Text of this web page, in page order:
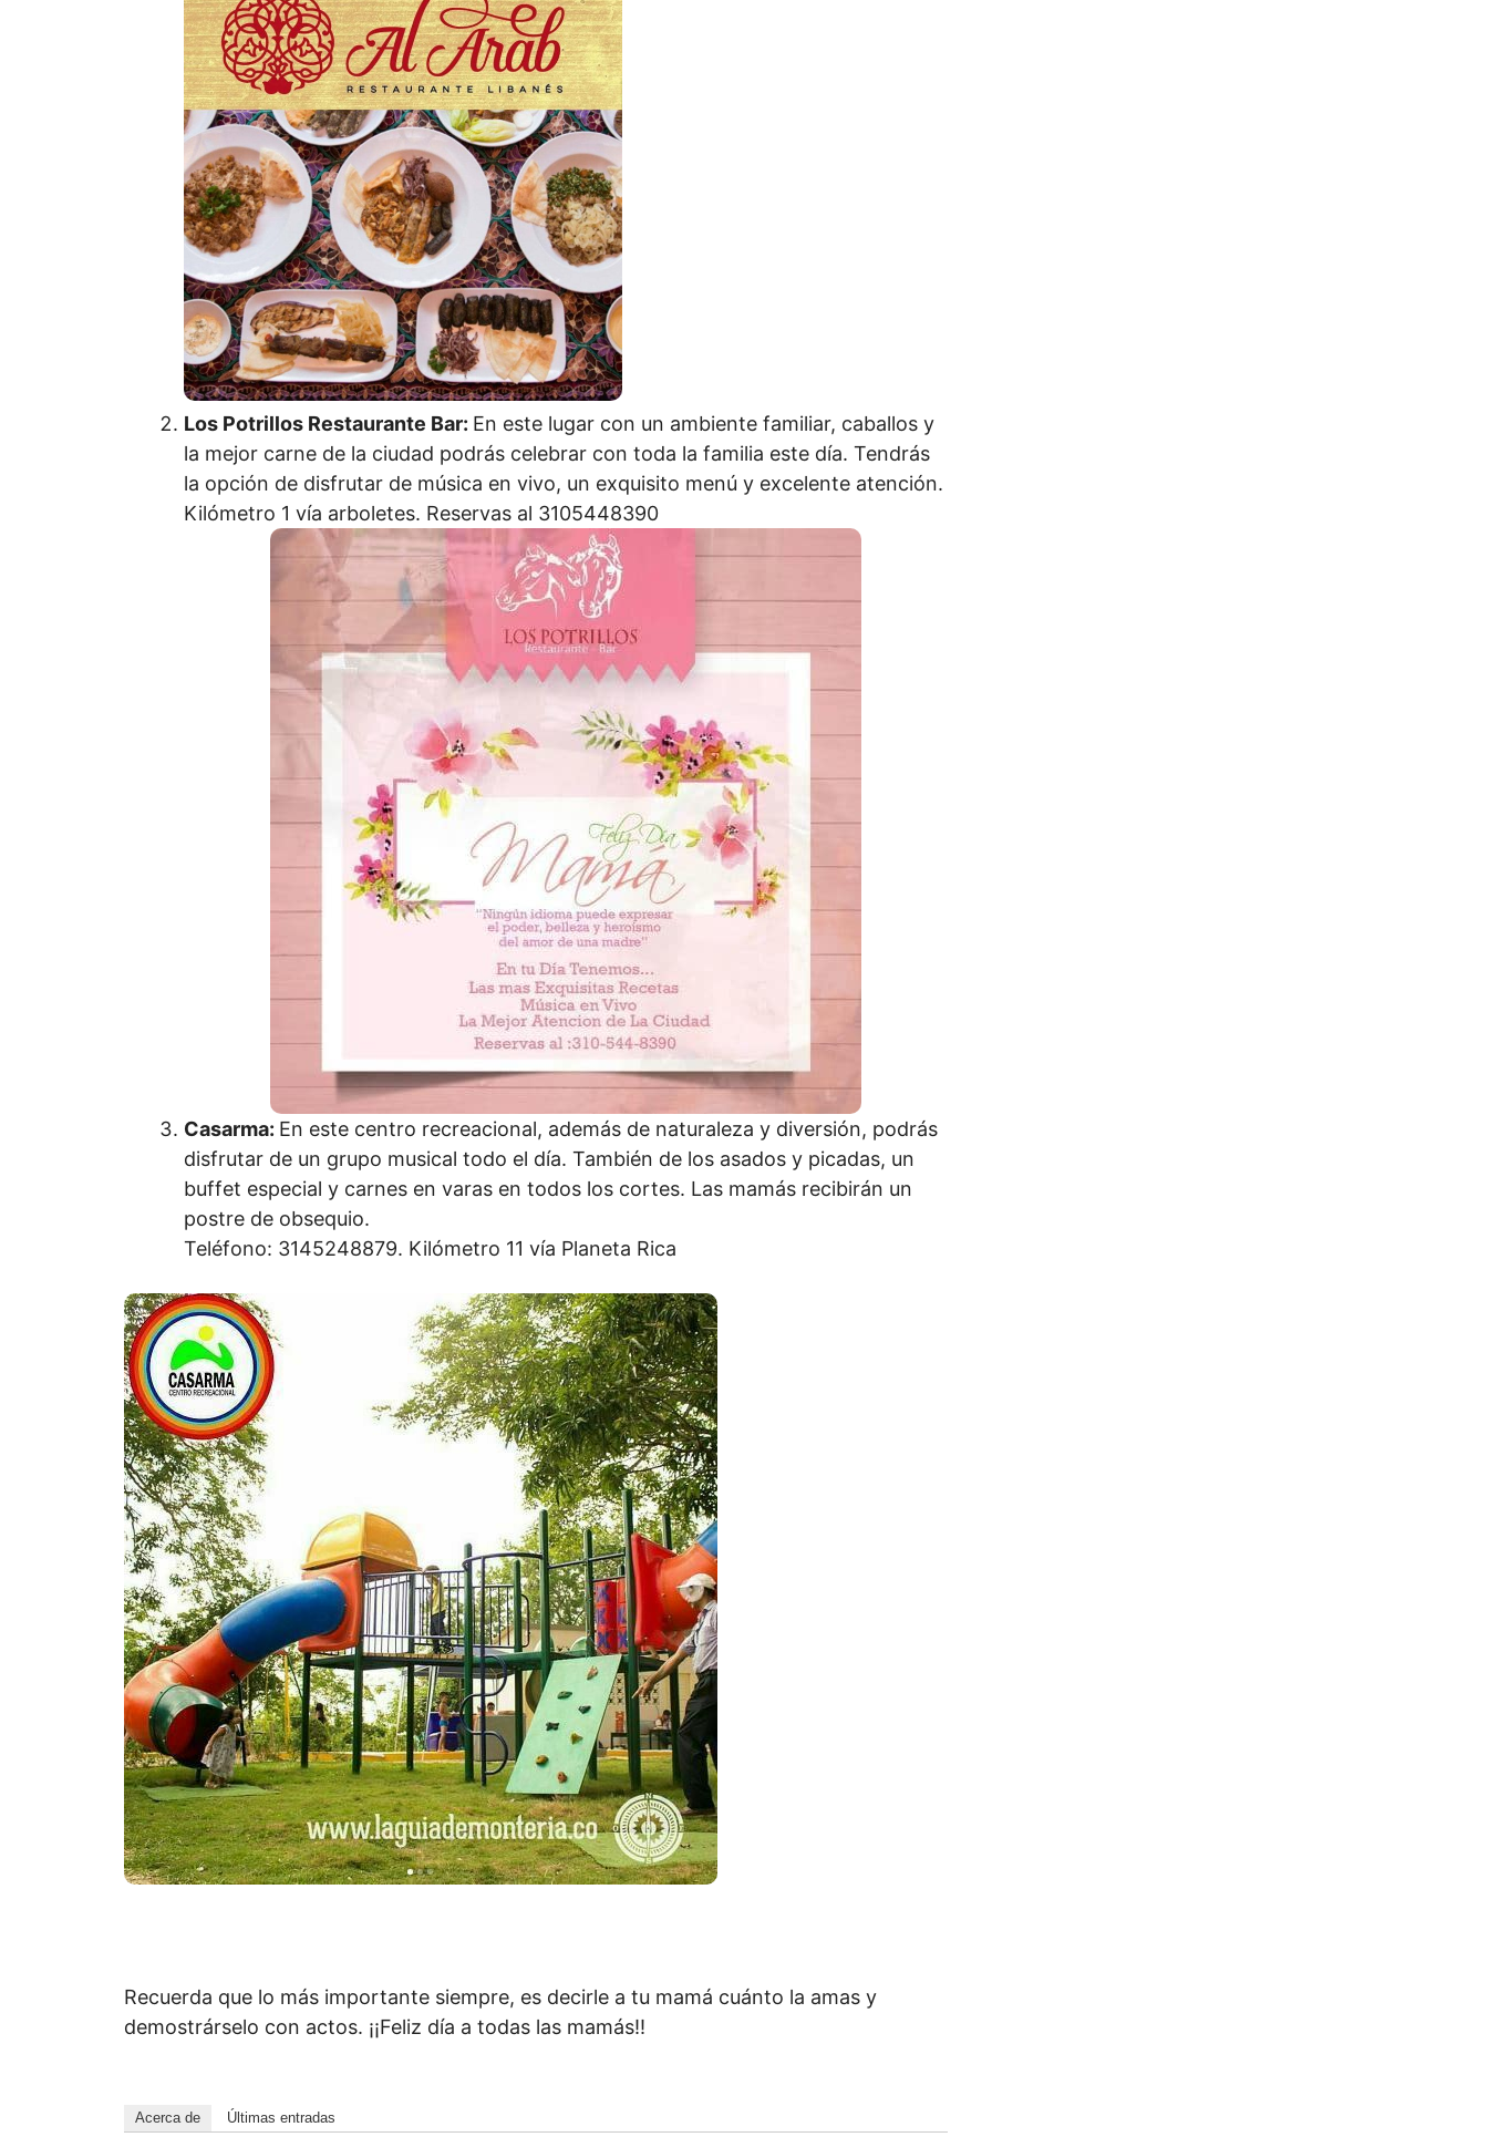
Los Potrillos Restaurante Bar: En este lugar con un ambiente familiar, caballos y
la mejor carne de la ciudad podrás celebrar con toda la familia este día. Tendrás
la opción de disfrutar de música en vivo, un exquisito menú y excelente atención.
Kilómetro 1 vía arboletes. Reservas al 3105448390
Casarma: En este centro recreacional, además de naturaleza y diversión, podrás
disfrutar de un grupo musical todo el día. También de los asados y picadas, un
buffet especial y carnes en varas en todos los cortes. Las mamás recibirán un
postre de obsequio.
Teléfono: 3145248879. Kilómetro 11 vía Planeta Rica
Recuerda que lo más importante siempre, es decirle a tu mamá cuánto la amas y
demostrárselo con actos. ¡¡Feliz día a todas las mamás!!
Acerca de Últimas entradas